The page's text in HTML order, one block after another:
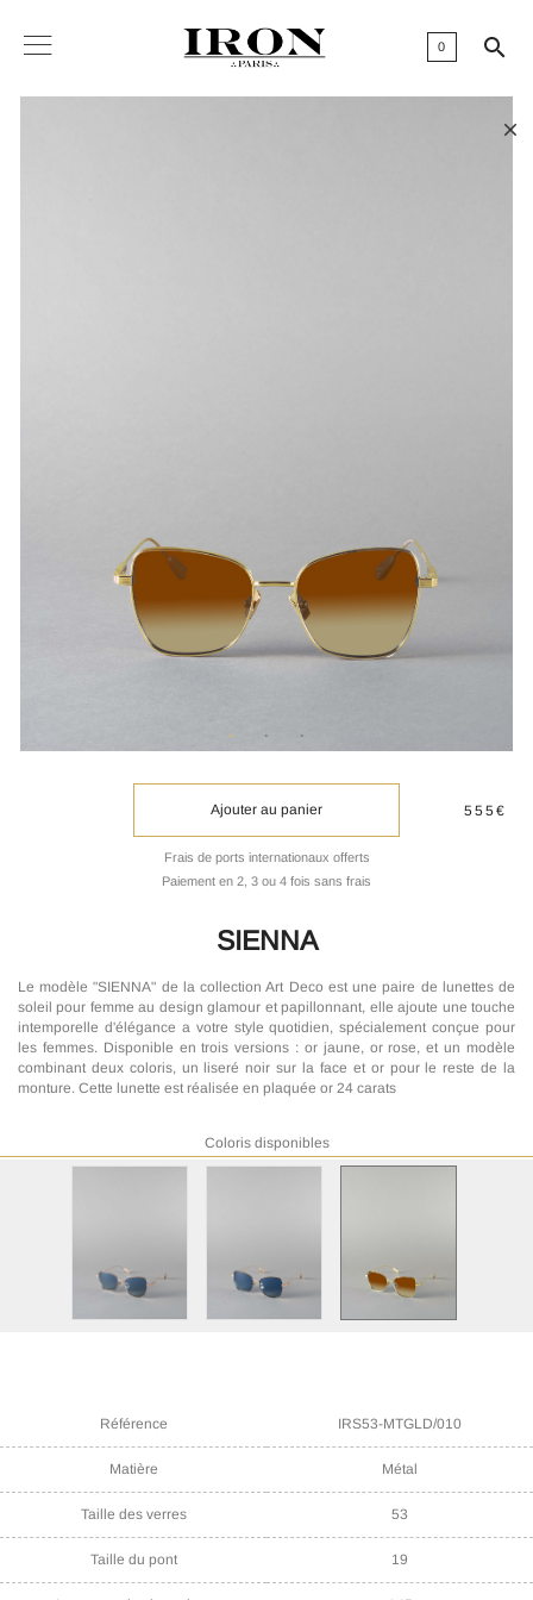
0 

Ajouter au panier
Frais de ports internationaux offerts
Paiement en 2, 3 ou 4 fois sans frais
555€
SIENNA
Le modèle "SIENNA" de la collection Art Deco est une paire de lunettes de
soleil pour femme au design glamour et papillonnant, elle ajoute une touche
intemporelle d'élégance a votre style quotidien, spécialement conçue pour
les femmes. Disponible en trois versions : or jaune, or rose, et un modèle
combinant deux coloris, un liseré noir sur la face et or pour le reste de la
monture. Cette lunette est réalisée en plaquée or 24 carats
Coloris disponibles
Référence IRS53-MTGLD/010
Matière Métal
Taille des verres 53
Taille du pont 19